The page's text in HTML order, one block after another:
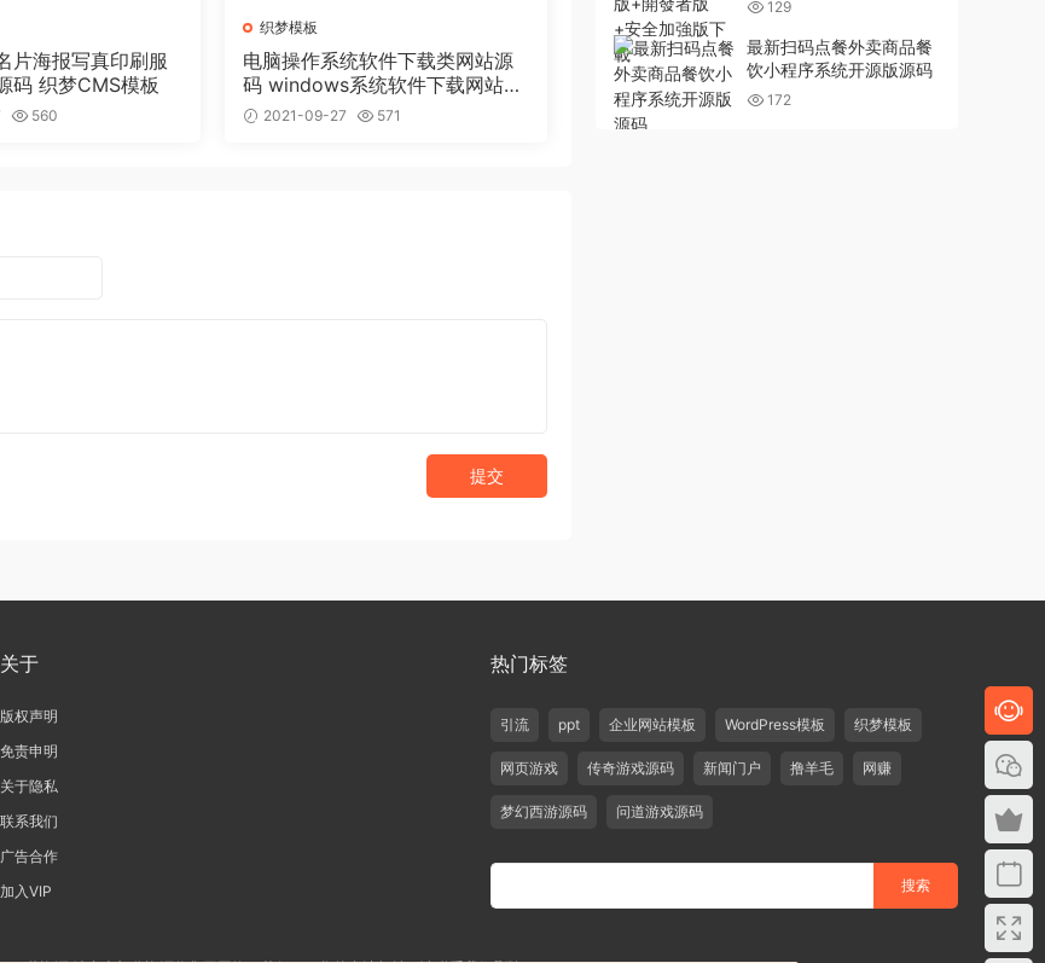
片海报写真印刷服
码 织梦CMS模板
560
织梦模板
电脑操作系统软件下载类网站源
码 windows系统软件下载网站织
梦模板
2021-09-27 571
提交
129
最新扫码点餐外卖商品餐
饮小程序系统开源版源码
172
关于
版权声明
免责申明
关于隐私
联系我们
广告合作
加入VIP
热门标签
引流 ppt 企业网站模板 WordPress模板 织梦模板
网页游戏 传奇游戏源码 新闻门户 撸羊毛 网赚
梦幻西游源码 问道游戏源码